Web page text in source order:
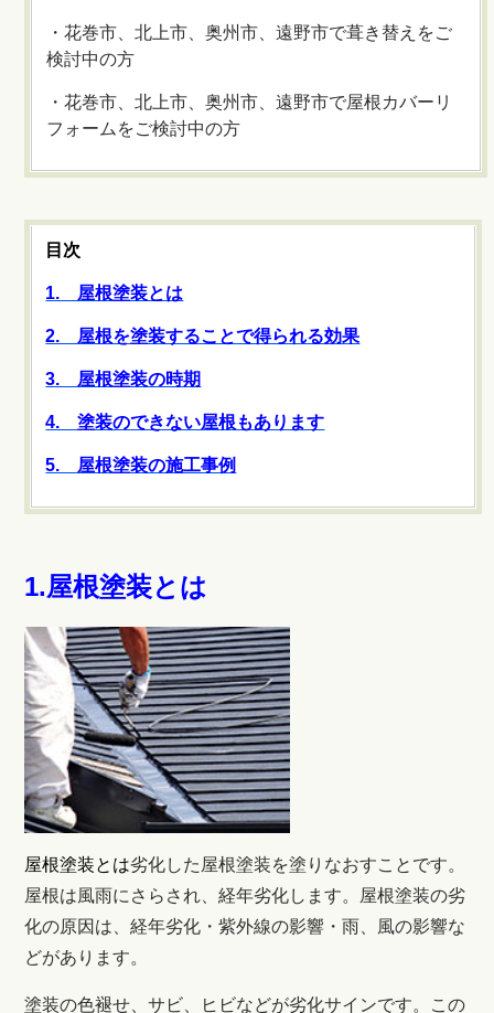
・花巻市、北上市、奥州市、遠野市で葺き替えをご
検討中の方
・花巻市、北上市、奥州市、遠野市で屋根カバーリ
フォームをご検討中の方
目次
1. 屋根塗装とは
2. 屋根を塗装することで得られる効果
3. 屋根塗装の時期
4. 塗装のできない屋根もあります
5. 屋根塗装の施工事例
1.屋根塗装とは
屋根塗装とは劣化した屋根塗装を塗りなおすことです。
屋根は風雨にさらされ、経年劣化します。屋根塗装の劣
化の原因は、経年劣化・紫外線の影響・雨、風の影響な
どがあります。
塗装の色褪せ、サビ、ヒビなどが劣化サインです。この